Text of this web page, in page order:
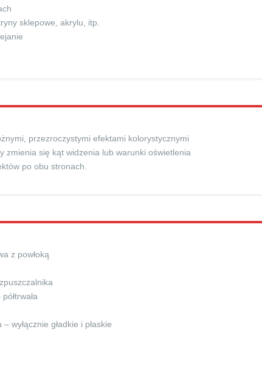
sklepowe, akrylu, itp.
przezroczystymi efektami kolorystycznymi
zmienia się kąt widzenia lub warunki oświetlenia
po obu stronach.
z powłoką
wyłącznie gładkie i płaskie